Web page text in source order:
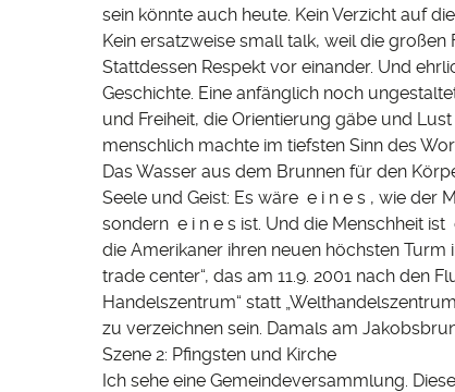
sein könnte auch heute. Kein Verzicht auf
Kein ersatzweise small talk, weil die
Stattdessen Respekt vor einander. Und
Geschichte. Eine anfänglich noch
und Freiheit, die Orientierung gäbe und
menschlich machte im tiefsten Sinn des
Das Wasser aus dem Brunnen für den
Seele und Geist: Es wäre e i n e s , wie der
sondern e i n e s ist. Und die Menschheit ist
die Amerikaner ihren neuen höchsten Turm
trade center“, das am 11.9. 2001 nach den
Handelszentrum“ statt
zu verzeichnen sein. Damals am
Szene 2: Pfingsten und Kirche
Ich sehe eine Gemeindeversammlung.